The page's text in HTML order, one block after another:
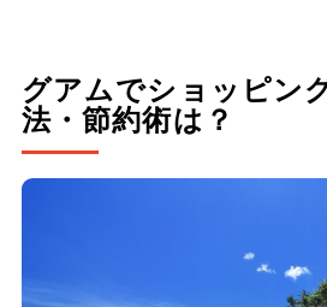
グアムでショッピン
法・節約術は？